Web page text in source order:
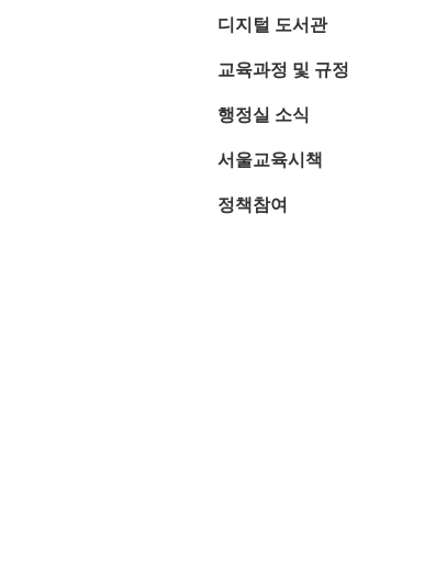
디지털 도서관
교육과정 및 규정
행정실 소식
서울교육시책
정책참여